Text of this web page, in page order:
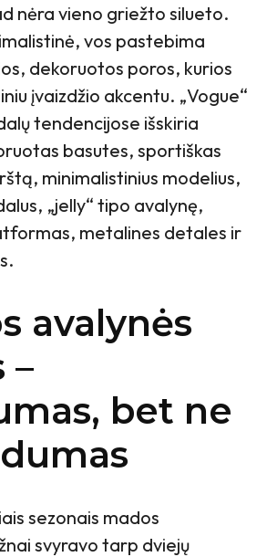
nėra vieno griežto silueto.
vos pastebima
dekoruotos poros, kurios
įvaizdžio akcentu. „Vogue“
tendencijose išskiria
basutes, sportiškas
minimalistinius modelius,
„jelly“ tipo avalynę,
metalines detales ir
avalynės
–
bet ne
sezonais mados
svyravo tarp dviejų